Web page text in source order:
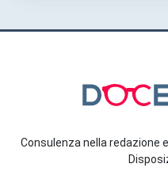
Consulenza nella redazione